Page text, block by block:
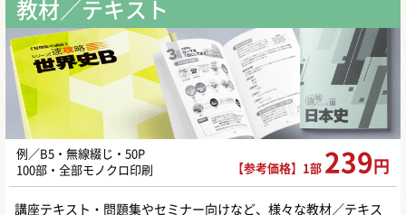
教材／テキスト
例／B5・無線綴じ・50P
100部・全部モノクロ印刷
【参考価格】1部 239 円
講座テキスト・問題集やセミナー向けなど、様々な教材／テキス